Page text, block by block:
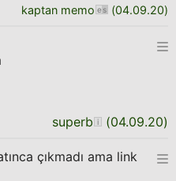
kaptan memo (04.09.20)
superb (04.09.20)
çıkmadı ama link